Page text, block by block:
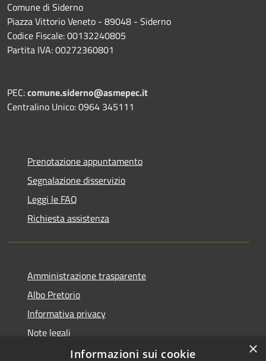
Comune di Siderno
Piazza Vittorio Veneto - 89048 - Siderno
Codice Fiscale: 00132240805
Partita IVA: 00272360801
PEC:comune.siderno@asmepec.it
Centralino Unico: 0964 345111
Prenotazione appuntamento
Segnalazione disservizio
Leggi le FAQ
Richiesta assistenza
Amministrazione trasparente
Albo Pretorio
Informativa privacy
Note legali
Dichiarazione di accessibilità
×
Informazioni sui cookie